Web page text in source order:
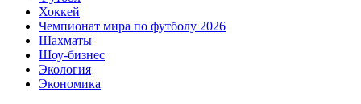
Хоккей
Чемпионат мира по футболу 2026
Шахматы
Шоу-бизнес
Экология
Экономика